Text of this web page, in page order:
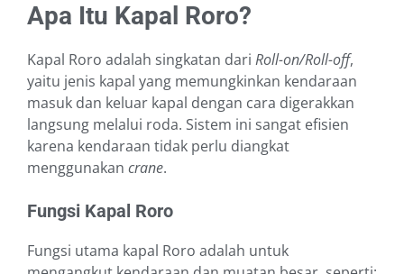
Apa Itu Kapal Roro?
Kapal Roro adalah singkatan dari Roll-on/Roll-off,
yaitu jenis kapal yang memungkinkan kendaraan
masuk dan keluar kapal dengan cara digerakkan
langsung melalui roda. Sistem ini sangat efisien
karena kendaraan tidak perlu diangkat
menggunakan crane.
Fungsi Kapal Roro
Fungsi utama kapal Roro adalah untuk